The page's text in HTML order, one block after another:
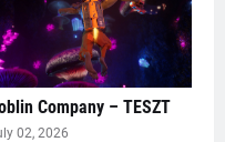
Company – TESZT
02, 2026